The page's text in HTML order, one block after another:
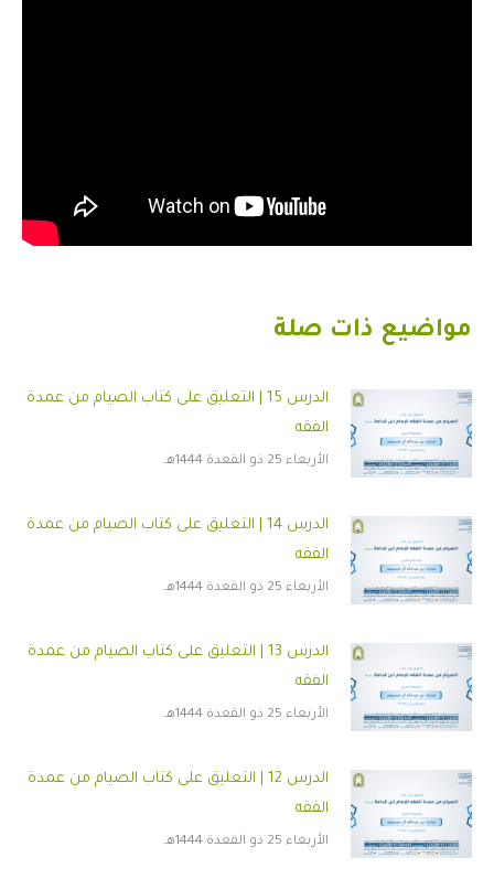
مواضيع ذات صلة
الدرس 15 | التعليق على كتاب الصيام من عمدة
الفقه
الأربعاء 25 ذو القعدة 1444هـ
الدرس 14 | التعليق على كتاب الصيام من عمدة
الفقه
الأربعاء 25 ذو القعدة 1444هـ
الدرس 13 | التعليق على كتاب الصيام من عمدة
الفقه
الأربعاء 25 ذو القعدة 1444هـ
الدرس 12 | التعليق على كتاب الصيام من عمدة
الفقه
الأربعاء 25 ذو القعدة 1444هـ